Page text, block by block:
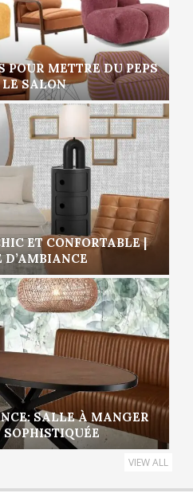
POUR METTRE DU PEPS
SALON
ET CONFORTABLE |
D’AMBIANCE
SALLE À MANGER
SOPHISTIQUÉE
VIEW ALL